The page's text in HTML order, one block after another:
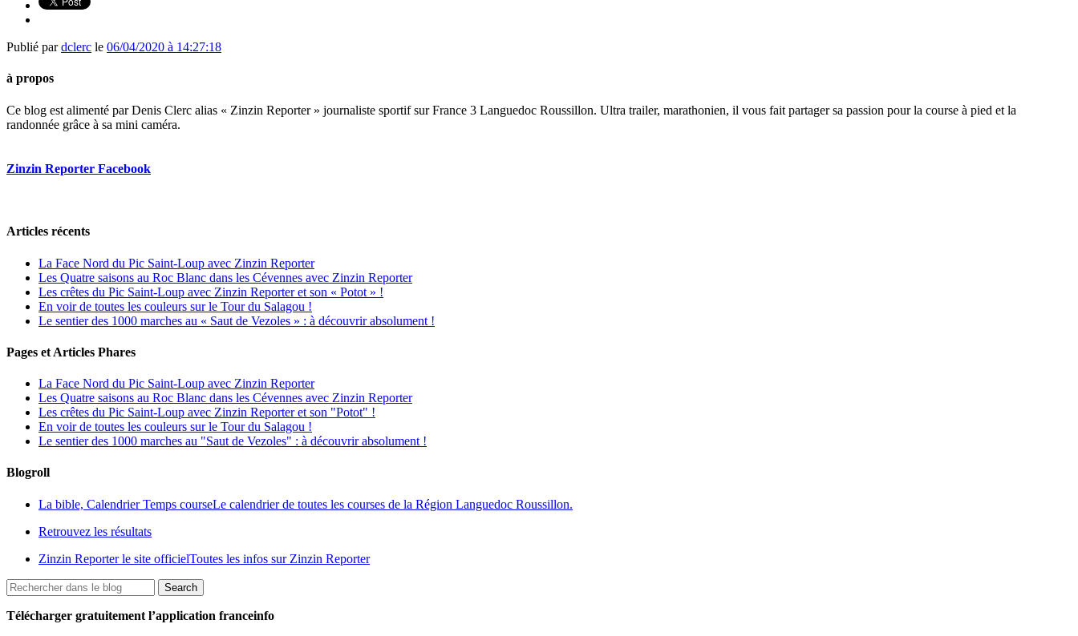
Publié pardclerc le 06/04/2020 à 14:27:18
à propos
Ce blog est alimenté par Denis Clerc alias « Zinzin Reporter » journaliste sportif sur France 3 Languedoc Roussillon. Ultra trailer, marathonien, il vous fait partager sa passion pour la course à pied et la
randonnée grâce à sa mini caméra.
Zinzin Reporter Facebook
Articles récents
La Face Nord du Pic Saint-Loup avec Zinzin Reporter
Les Quatre saisons au Roc Blanc dans les Cévennes avec Zinzin Reporter
Les crêtes du Pic Saint-Loup avec Zinzin Reporter et son « Potot » !
En voir de toutes les couleurs sur le Tour du Salagou !
Le sentier des 1000 marches au « Saut de Vezoles » : à découvrir absolument !
Pages et Articles Phares
La Face Nord du Pic Saint-Loup avec Zinzin Reporter
Les Quatre saisons au Roc Blanc dans les Cévennes avec Zinzin Reporter
Les crêtes du Pic Saint-Loup avec Zinzin Reporter et son "Potot" !
En voir de toutes les couleurs sur le Tour du Salagou !
Le sentier des 1000 marches au "Saut de Vezoles" : à découvrir absolument !
Blogroll
La bible, Calendrier Temps courseLe calendrier de toutes les courses de la Région Languedoc Roussillon.
Retrouvez les résultats
Zinzin Reporter le site officielToutes les infos sur Zinzin Reporter
Télécharger gratuitement l’application franceinfo